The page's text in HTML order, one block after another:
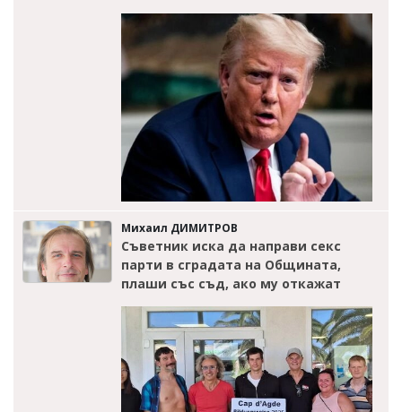
Михаил ДИМИТРОВ
Съветник иска да направи секс
парти в сградата на Общината,
плаши със съд, ако му откажат